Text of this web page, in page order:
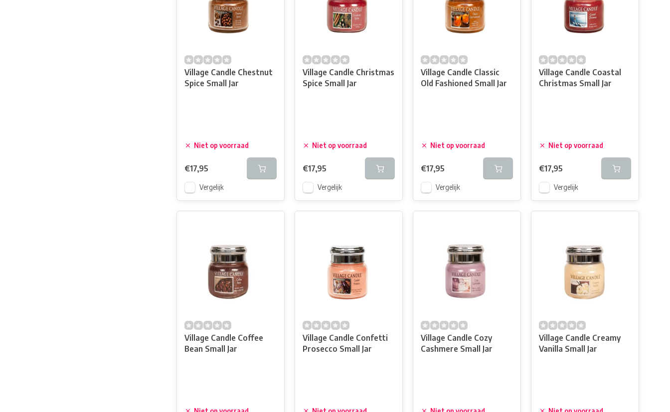
Village Candle Chestnut
Spice Small Jar
Niet op voorraad
€17,95
Vergelijk
Village Candle Christmas
Spice Small Jar
Niet op voorraad
€17,95
Vergelijk
Village Candle Classic
Old Fashioned Small Jar
Niet op voorraad
€17,95
Vergelijk
Village Candle Coastal
Christmas Small Jar
Niet op voorraad
€17,95
Vergelijk
Village Candle Coffee
Bean Small Jar
Village Candle Confetti
Prosecco Small Jar
Village Candle Cozy
Cashmere Small Jar
Village Candle Creamy
Vanilla Small Jar